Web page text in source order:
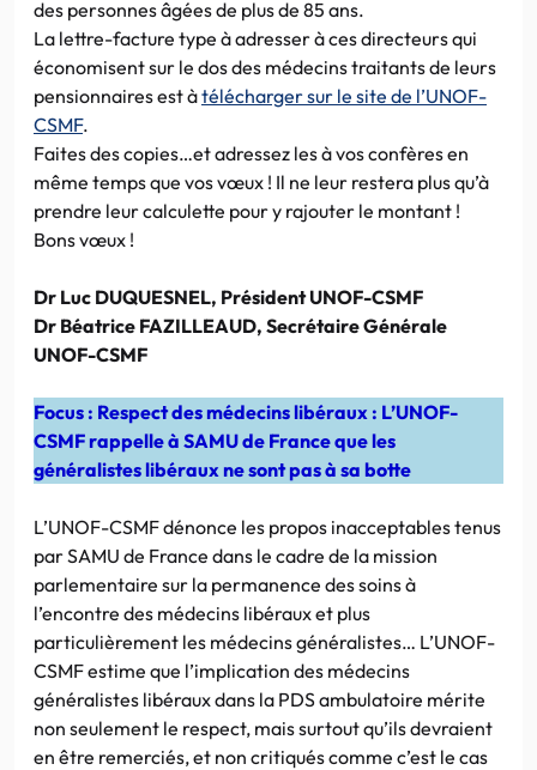
des personnes âgées de plus de 85 ans.
La lettre-facture type à adresser à ces directeurs qui
économisent sur le dos des médecins traitants de leurs
pensionnaires est àtélécharger sur le site de l’UNOF-
CSMF.
Faites des copies…et adressez les à vos confères en
même temps que vos vœux ! Il ne leur restera plus qu’à
prendre leur calculette pour y rajouter le montant !
Bons vœux !
Dr Luc DUQUESNEL, Président UNOF-CSMF
Dr Béatrice FAZILLEAUD, Secrétaire Générale
UNOF-CSMF
Focus : Respect des médecins libéraux : L’UNOF-
CSMF rappelle à SAMU de France que les
généralistes libéraux ne sont pas à sa botte
L’UNOF-CSMF dénonce les propos inacceptables tenus
par SAMU de France dans le cadre de la mission
parlementaire sur la permanence des soins à
l’encontre des médecins libéraux et plus
particulièrement les médecins généralistes… L’UNOF-
CSMF estime que l’implication des médecins
généralistes libéraux dans la PDS ambulatoire mérite
non seulement le respect, mais surtout qu’ils devraient
en être remerciés, et non critiqués comme c’est le cas